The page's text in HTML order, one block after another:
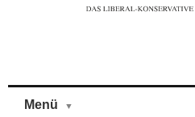
Menü